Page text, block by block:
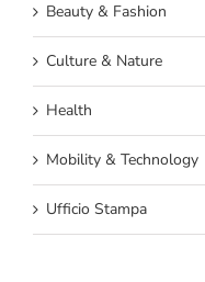
Beauty & Fashion
Culture & Nature
Health
Mobility & Technology
Ufficio Stampa